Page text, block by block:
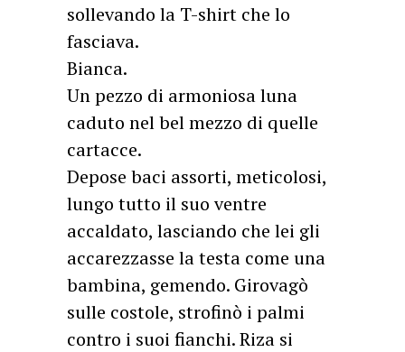
sollevando la T-shirt che lo
fasciava.
Bianca.
Un pezzo di armoniosa luna
caduto nel bel mezzo di quelle
cartacce.
Depose baci assorti, meticolosi,
lungo tutto il suo ventre
accaldato, lasciando che lei gli
accarezzasse la testa come una
bambina, gemendo. Girovagò
sulle costole, strofinò i palmi
contro i suoi fianchi. Riza si